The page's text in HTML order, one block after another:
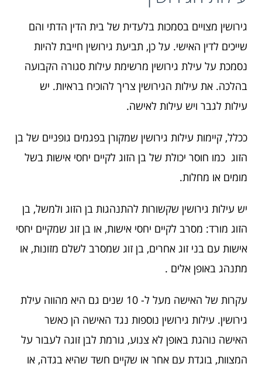
גירושין מצויים בסמכות בלעדית של בית הדין הדתי והם
שייכים לדין האישי. על כן, תביעת גירושין חייבת להיות
נסמכת על עילת גירושין מרשימת עילות סגורה הקבועה
בהלכה. את עילות הגירושין צריך להוכיח בראיות. יש
עילות לגבר ויש עילות לאישה.
ככלל, קיימות עילות גירושין שמקורן בפגמים גופניים של בן
הזוג כמו חוסר יכולת של בן הזוג לקיים יחסי אישות בשל
מומים או מחלות.
יש עילות גירושין שקשורות להתנהגות בן הזוג ולמשל, בן
הזוג מורד: מסרב לקיים יחסי אישות, או בן זוג שמקיים יחסי
אישות עם בני זוג אחרים, בן זוג שמסרב לשלם מזונות, או
מתנהג באופן אלים .
עקרות של האישה מעל ל- 10 שנים גם היא מהווה עילת
גירושין. עילות גירושין נוספות נגד האישה הן כאשר
האישה נוהגת באופן לא צנוע, גורמת לבן זוגה לעבור על
המצוות, בוגדת עם אחר או שקיים חשד שהיא בגדה, או